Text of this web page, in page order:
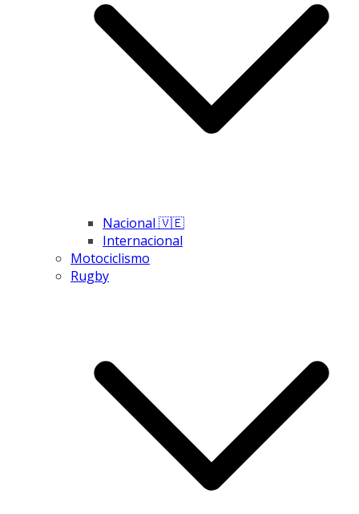
Nacional 🇻🇪
Internacional
Motociclismo
Rugby